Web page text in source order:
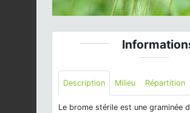
Description Milieu Répartition
Le brome stérile est une graminée